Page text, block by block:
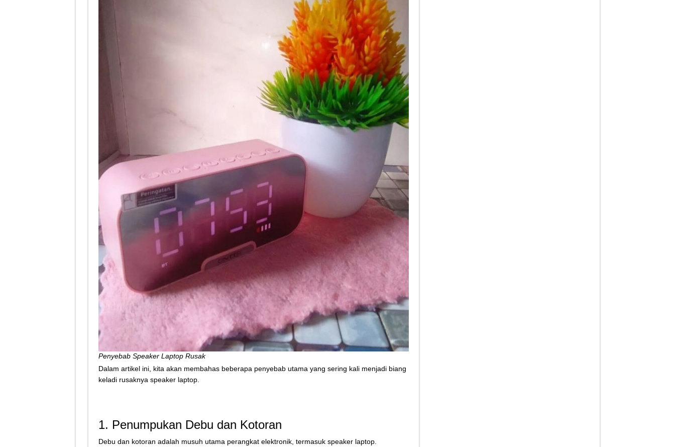
Penyebab Speaker Laptop Rusak
Dalam artikel ini, kita akan membahas beberapa penyebab utama yang sering kali menjadi biang
keladi rusaknya speaker laptop.
1. Penumpukan Debu dan Kotoran
Debu dan kotoran adalah musuh utama perangkat elektronik, termasuk speaker laptop.